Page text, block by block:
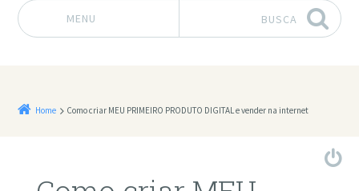
MENU BUSCA
Home Como criar MEU PRIMEIRO PRODUTO DIGITAL e vender na internet